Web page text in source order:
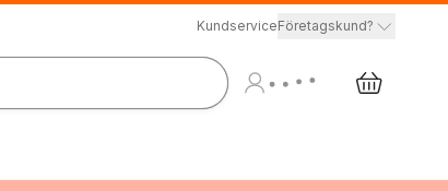
KundserviceFöretagskund?